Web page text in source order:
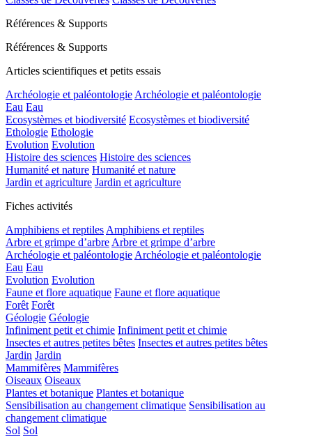
Références & Supports
Références & Supports
Articles scientifiques et petits essais
Archéologie et paléontologie Archéologie et paléontologie
Eau Eau
Ecosystèmes et biodiversité Ecosystèmes et biodiversité
Ethologie Ethologie
Evolution Evolution
Histoire des sciences Histoire des sciences
Humanité et nature Humanité et nature
Jardin et agriculture Jardin et agriculture
Fiches activités
Amphibiens et reptiles Amphibiens et reptiles
Arbre et grimpe d’arbre Arbre et grimpe d’arbre
Archéologie et paléontologie Archéologie et paléontologie
Eau Eau
Evolution Evolution
Faune et flore aquatique Faune et flore aquatique
Forêt Forêt
Géologie Géologie
Infiniment petit et chimie Infiniment petit et chimie
Insectes et autres petites bêtes Insectes et autres petites bêtes
Jardin Jardin
Mammifères Mammifères
Oiseaux Oiseaux
Plantes et botanique Plantes et botanique
Sensibilisation au changement climatique Sensibilisation au
changement climatique
Sol Sol